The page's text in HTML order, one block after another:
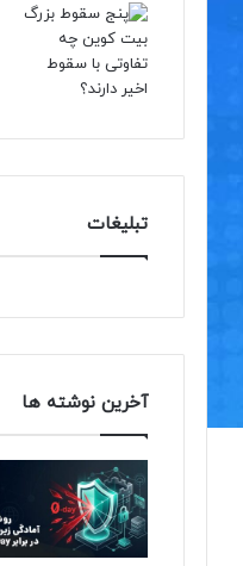
تبلیغات
آخرین نوشته ها